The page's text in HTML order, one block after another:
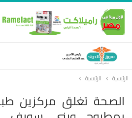
الرئيسية الرئيسية
الصحة تغلق مركزين